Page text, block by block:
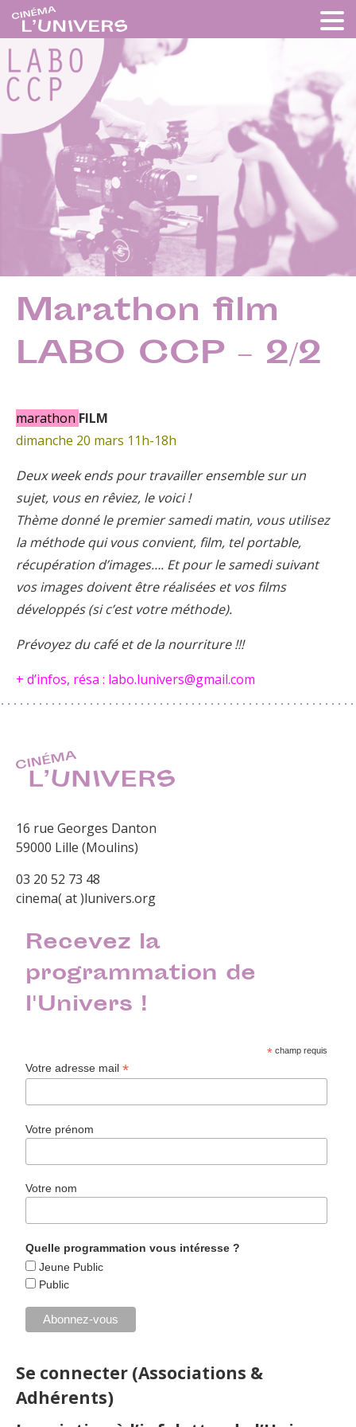
Marathon film
LABO CCP – 2/2
marathon FILM
dimanche 20 mars 11h-18h
Deux week ends pour travailler ensemble sur un
sujet, vous en rêviez, le voici !
Thème donné le premier samedi matin, vous utilisez
la méthode qui vous convient, film, tel portable,
récupération d’images…. Et pour le samedi suivant
vos images doivent être réalisées et vos films
développés (si c’est votre méthode).
Prévoyez du café et de la nourriture !!!
+ d’infos, résa : labo.lunivers@gmail.com
16 rue Georges Danton
59000 Lille (Moulins)
03 20 52 73 48
cinema( at )lunivers.org
Recevez la
programmation de
l'Univers !
* champ requis
Votre adresse mail*
Votre prénom
Votre nom
Quelle programmation vous intéresse ?
Jeune Public
Public
Se connecter (Associations &
Adhérents)